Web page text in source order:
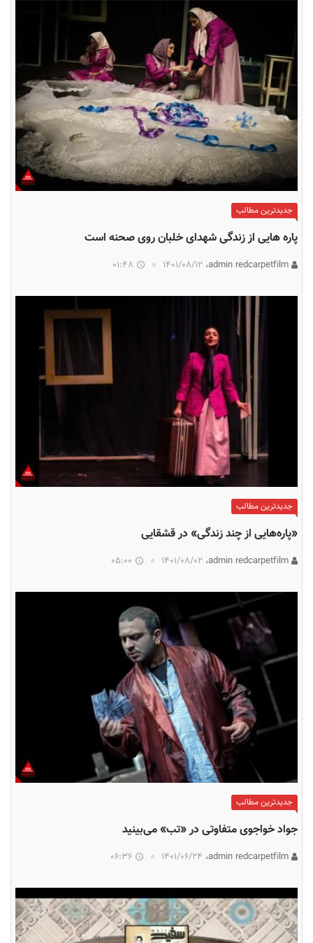
جدیدترین مطالب
پاره هایی از زندگی شهدای خلبان روی صحنه است
۱۴۰۱/۰۸/۱۲ 01:48
جدیدترین مطالب
«پاره‌هایی از چند زندگی» در قشقایی
۱۴۰۱/۰۸/۰۲ 05:00
جدیدترین مطالب
جواد خواجوی متفاوتی در «تب» می‌بینید
۱۴۰۱/۰۶/۲۴ 06:36